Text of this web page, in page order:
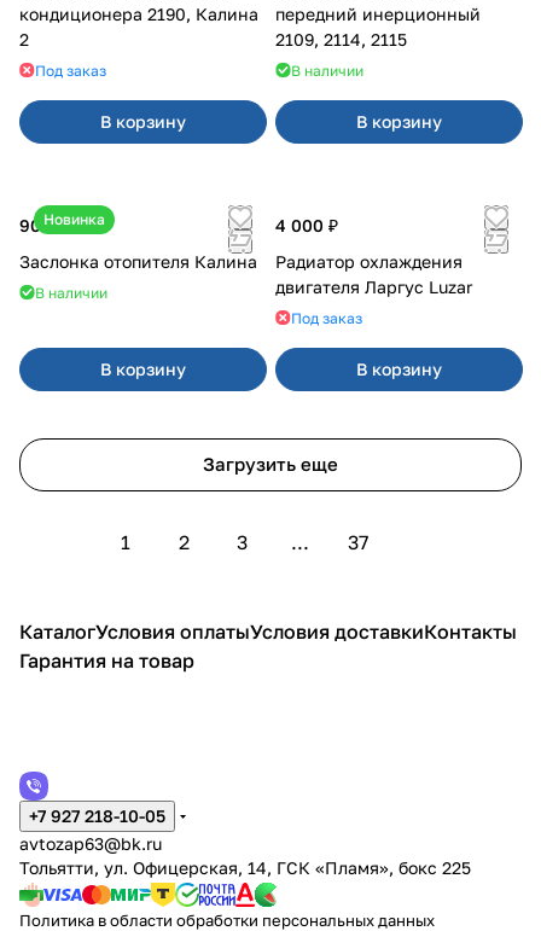
кондиционера 2190, Калина
2
Под заказ
В корзину
передний инерционный
2109, 2114, 2115
В наличии
В корзину
Новинка
900 ₽
Заслонка отопителя Калина
В наличии
В корзину
4 000 ₽
Радиатор охлаждения
двигателя Ларгус Luzar
Под заказ
В корзину
Загрузить еще
1 2 3 ... 37
КаталогУсловия оплатыУсловия доставкиКонтакты
Гарантия на товар
+7 927 218-10-05
avtozap63@bk.ru
Тольятти, ул. Офицерская, 14, ГСК «Пламя», бокс 225
Политика в области обработки персональных данных